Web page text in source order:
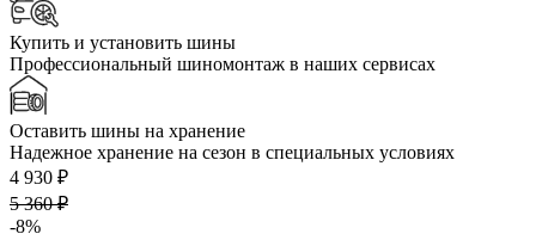
Купить и установить шины
Профессиональный шиномонтаж в наших сервисах
Оставить шины на хранение
Надежное хранение на сезон в специальных условиях
4 930 ₽
5 360 ₽
-8%